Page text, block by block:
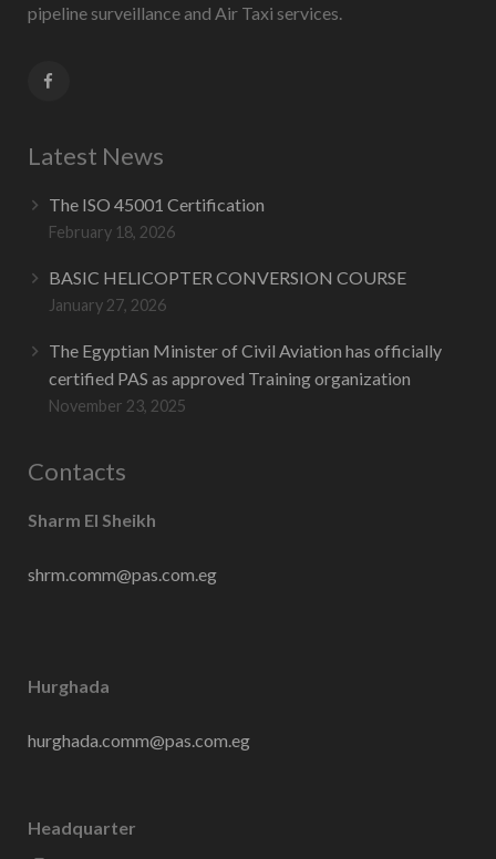
pipeline surveillance and Air Taxi services.
Latest News
The ISO 45001 Certification
February 18, 2026
BASIC HELICOPTER CONVERSION COURSE
January 27, 2026
The Egyptian Minister of Civil Aviation has officially
certified PAS as approved Training organization
November 23, 2025
Contacts
Sharm El Sheikh
shrm.comm@pas.com.eg
Hurghada
hurghada.comm@pas.com.eg
Headquarter